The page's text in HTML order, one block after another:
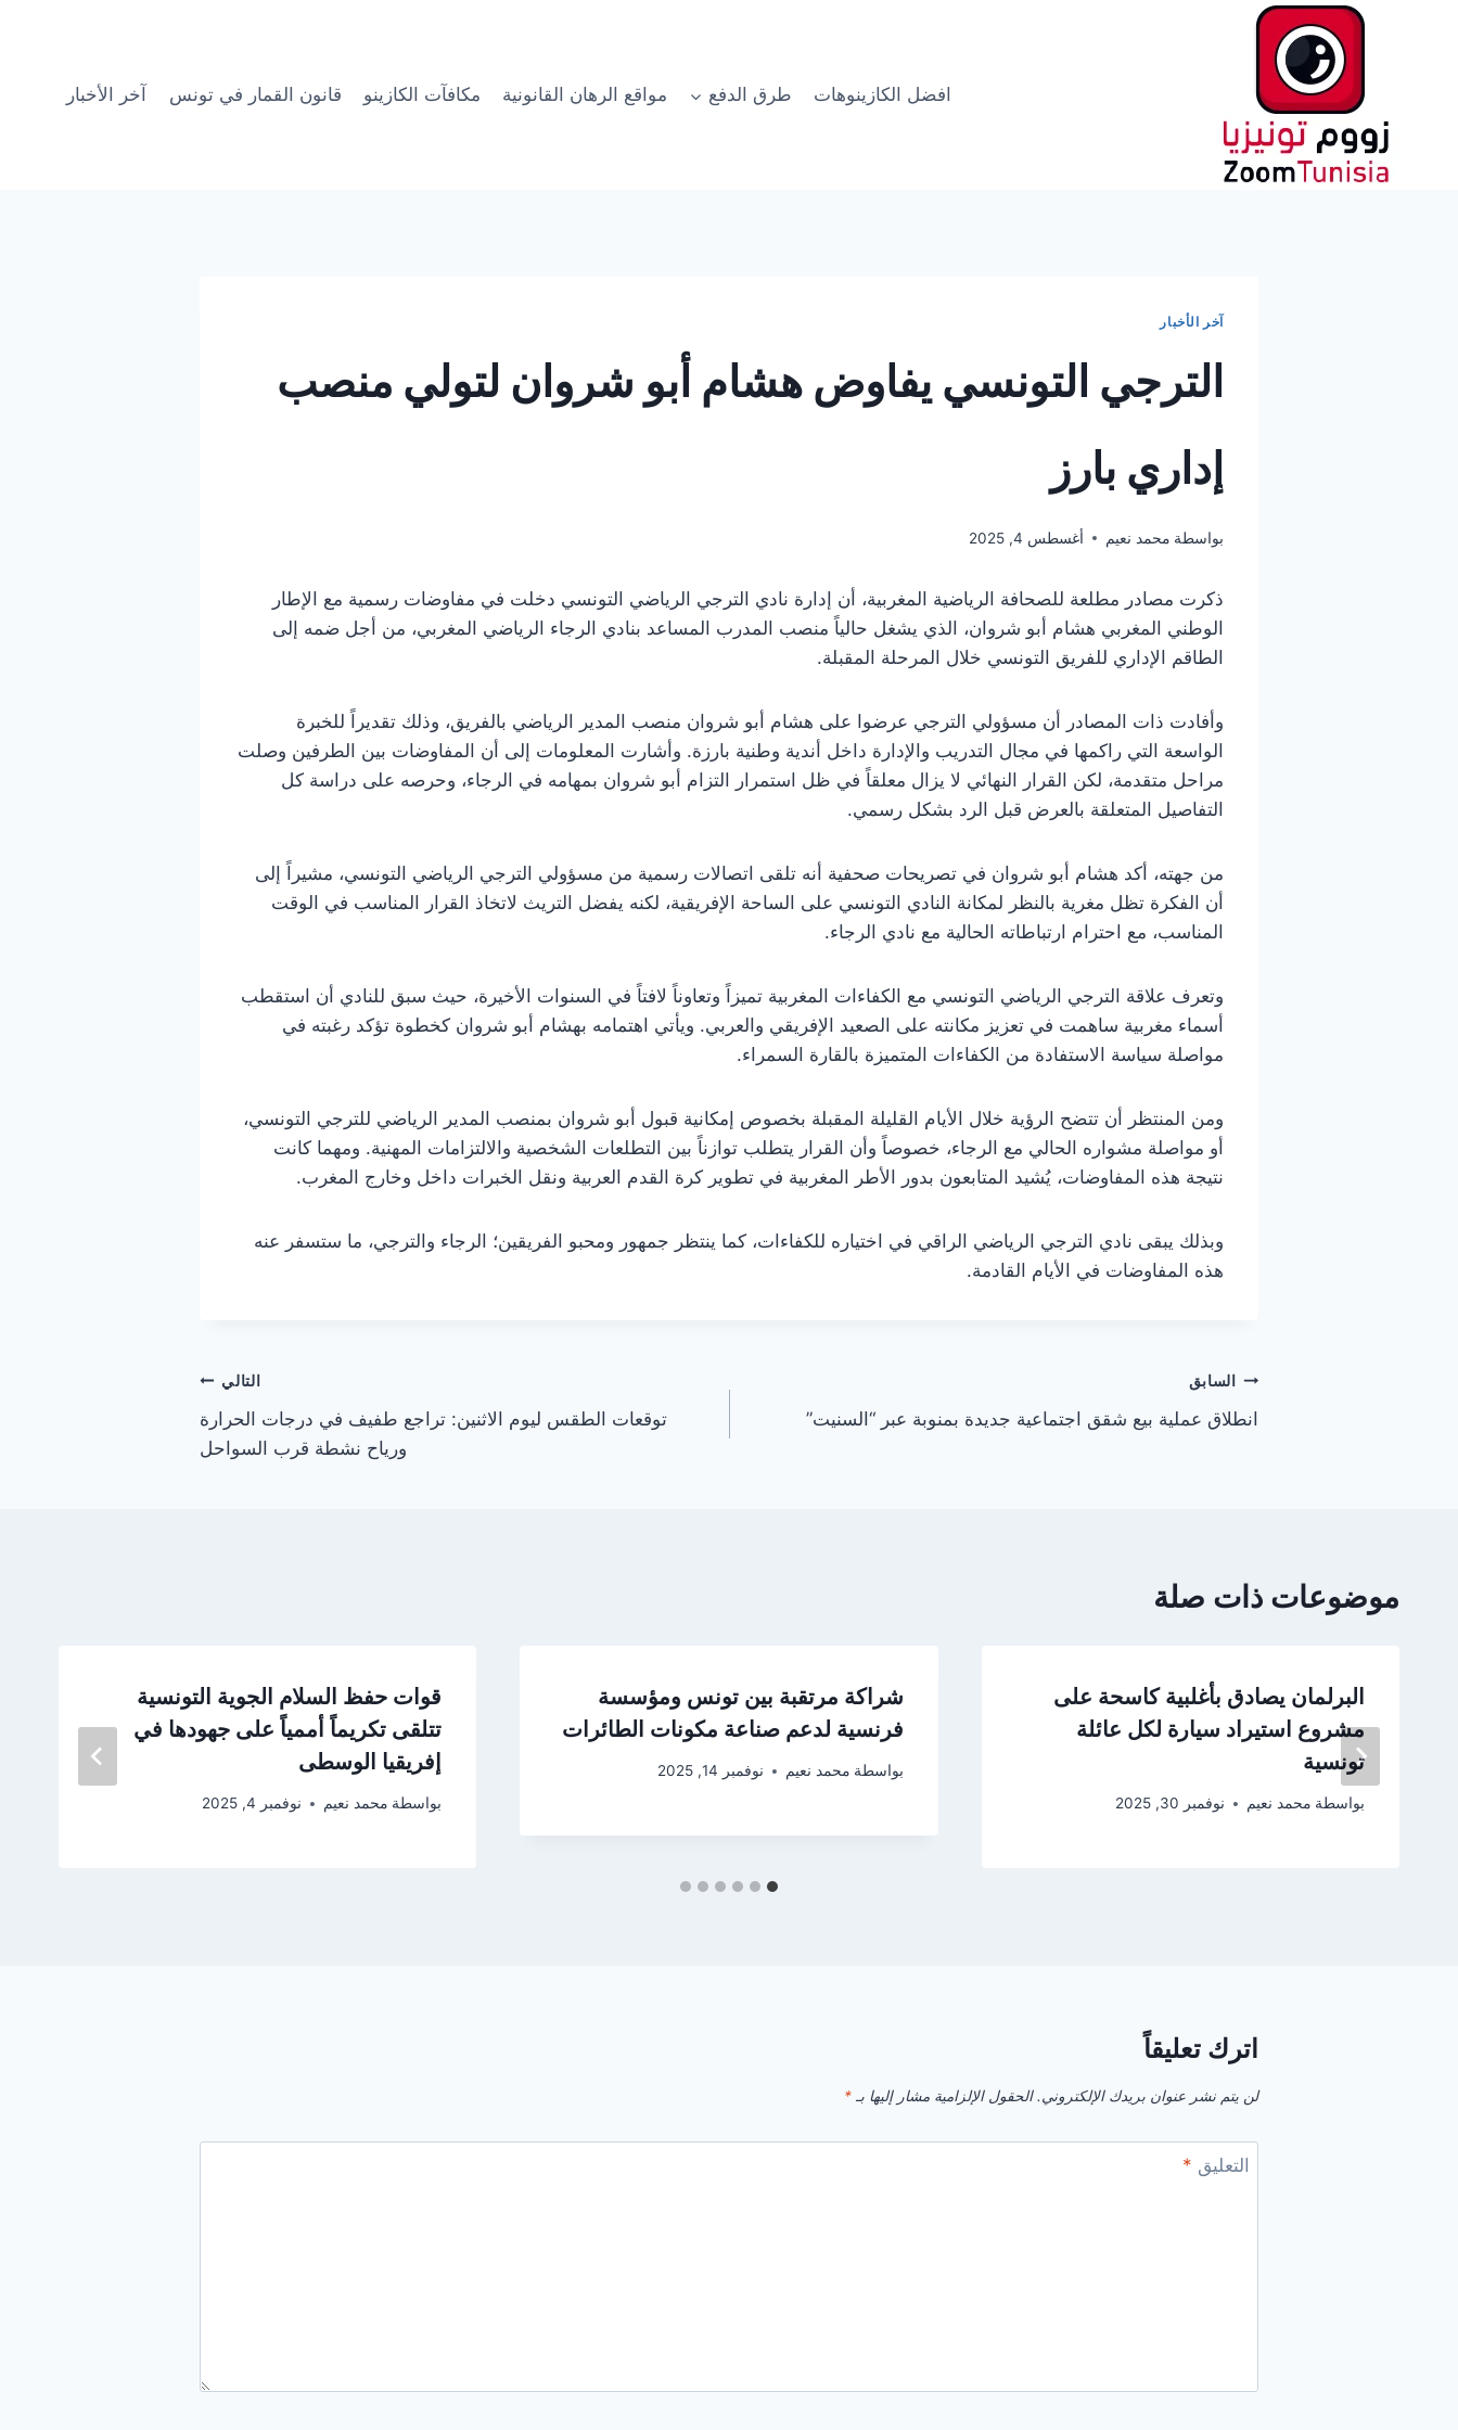
افضل الكازينوهات
طرق الدفع مواقع الرهان القانونية مكافآت الكازينو قانون القمار في تونس آخر الأخبار
آخر الأخبار
الترجي التونسي يفاوض هشام أبو شروان لتولي منصب
إداري بارز
بواسطة محمد نعيم أغسطس 4, 2025
ذكرت مصادر مطلعة للصحافة الرياضية المغربية، أن إدارة نادي الترجي الرياضي التونسي دخلت في مفاوضات رسمية مع الإطار
الوطني المغربي هشام أبو شروان، الذي يشغل حالياً منصب المدرب المساعد بنادي الرجاء الرياضي المغربي، من أجل ضمه إلى
الطاقم الإداري للفريق التونسي خلال المرحلة المقبلة.
وأفادت ذات المصادر أن مسؤولي الترجي عرضوا على هشام أبو شروان منصب المدير الرياضي بالفريق، وذلك تقديراً للخبرة
الواسعة التي راكمها في مجال التدريب والإدارة داخل أندية وطنية بارزة. وأشارت المعلومات إلى أن المفاوضات بين الطرفين وصلت
مراحل متقدمة، لكن القرار النهائي لا يزال معلقاً في ظل استمرار التزام أبو شروان بمهامه في الرجاء، وحرصه على دراسة كل
التفاصيل المتعلقة بالعرض قبل الرد بشكل رسمي.
من جهته، أكد هشام أبو شروان في تصريحات صحفية أنه تلقى اتصالات رسمية من مسؤولي الترجي الرياضي التونسي، مشيراً إلى
أن الفكرة تظل مغرية بالنظر لمكانة النادي التونسي على الساحة الإفريقية، لكنه يفضل التريث لاتخاذ القرار المناسب في الوقت
المناسب، مع احترام ارتباطاته الحالية مع نادي الرجاء.
وتعرف علاقة الترجي الرياضي التونسي مع الكفاءات المغربية تميزاً وتعاوناً لافتاً في السنوات الأخيرة، حيث سبق للنادي أن استقطب
أسماء مغربية ساهمت في تعزيز مكانته على الصعيد الإفريقي والعربي. ويأتي اهتمامه بهشام أبو شروان كخطوة تؤكد رغبته في
مواصلة سياسة الاستفادة من الكفاءات المتميزة بالقارة السمراء.
ومن المنتظر أن تتضح الرؤية خلال الأيام القليلة المقبلة بخصوص إمكانية قبول أبو شروان بمنصب المدير الرياضي للترجي التونسي،
أو مواصلة مشواره الحالي مع الرجاء، خصوصاً وأن القرار يتطلب توازناً بين التطلعات الشخصية والالتزامات المهنية. ومهما كانت
نتيجة هذه المفاوضات، يُشيد المتابعون بدور الأطر المغربية في تطوير كرة القدم العربية ونقل الخبرات داخل وخارج المغرب.
وبذلك يبقى نادي الترجي الرياضي الراقي في اختياره للكفاءات، كما ينتظر جمهور ومحبو الفريقين؛ الرجاء والترجي، ما ستسفر عنه
هذه المفاوضات في الأيام القادمة.
تصفّح
المقالات
السابق
انطلاق عملية بيع شقق اجتماعية جديدة بمنوبة عبر “السنيت”
التالي
توقعات الطقس ليوم الاثنين: تراجع طفيف في درجات الحرارة
ورياح نشطة قرب السواحل
موضوعات ذات صلة
البرلمان يصادق بأغلبية كاسحة على
مشروع استيراد سيارة لكل عائلة
تونسية
بواسطة محمد نعيم نوفمبر 30, 2025
شراكة مرتقبة بين تونس ومؤسسة
فرنسية لدعم صناعة مكونات الطائرات
بواسطة محمد نعيم نوفمبر 14, 2025
قوات حفظ السلام الجوية التونسية
تتلقى تكريماً أممياً على جهودها في
إفريقيا الوسطى
بواسطة محمد نعيم نوفمبر 4, 2025
اترك تعليقاً
لن يتم نشر عنوان بريدك الإلكتروني. الحقول الإلزامية مشار إليها بـ *
التعليق *